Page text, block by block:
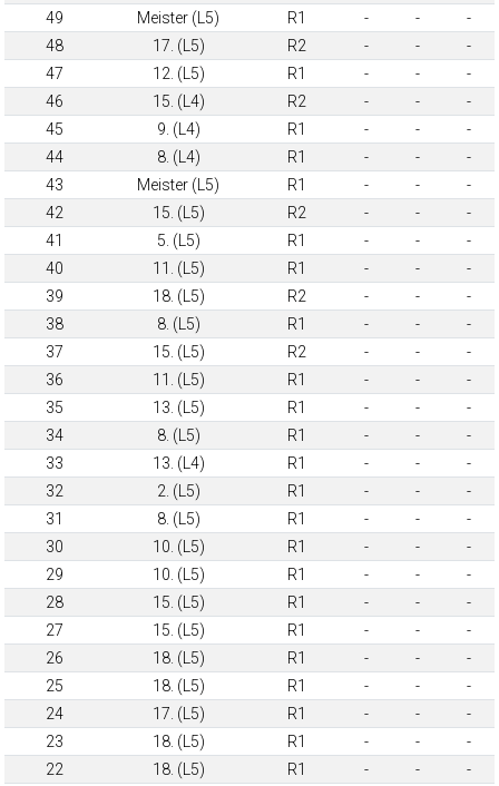
49
Meister (L5) R1 - -
-
48
17. (L5) R2 - -
-
47
12. (L5) R1 - -
-
46
15. (L4) R2 - -
-
45
9. (L4) R1 - -
-
44
8. (L4) R1 - -
-
43
Meister (L5) R1 - -
-
42
15. (L5) R2 - -
-
41
5. (L5) R1 - -
-
40
11. (L5) R1 - -
-
39
18. (L5) R2 - -
-
38
8. (L5) R1 - -
-
37
15. (L5) R2 - -
-
36
11. (L5) R1 - -
-
35
13. (L5) R1 - -
-
34
8. (L5) R1 - -
-
33
13. (L4) R1 - -
-
32
2. (L5) R1 - -
-
31
8. (L5) R1 - -
-
30
10. (L5) R1 - -
-
29
10. (L5) R1 - -
-
28
15. (L5) R1 - -
-
27
15. (L5) R1 - -
-
26
18. (L5) R1 - -
-
25
18. (L5) R1 - -
-
24
17. (L5) R1 - -
-
23
18. (L5) R1 - -
-
22
18. (L5) R1 - -
-